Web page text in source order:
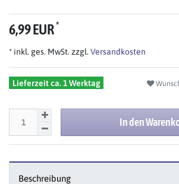
6,99 EUR*
* inkl. ges. MwSt. zzgl. Versandkosten
Lieferzeit ca. 1 Werktag
In den
Beschreibung